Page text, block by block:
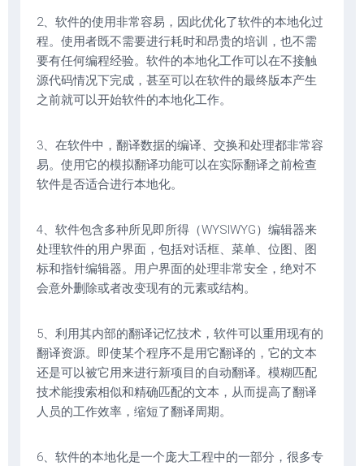
2、软件的使用非常容易，因此优化了软件的本地化过
程。使用者既不需要进行耗时和昂贵的培训，也不需
要有任何编程经验。软件的本地化工作可以在不接触
源代码情况下完成，甚至可以在软件的最终版本产生
之前就可以开始软件的本地化工作。
3、在软件中，翻译数据的编译、交换和处理都非常容
易。使用它的模拟翻译功能可以在实际翻译之前检查
软件是否适合进行本地化。
4、软件包含多种所见即所得（WYSIWYG）编辑器来
处理软件的用户界面，包括对话框、菜单、位图、图
标和指针编辑器。用户界面的处理非常安全，绝对不
会意外删除或者改变现有的元素或结构。
5、利用其内部的翻译记忆技术，软件可以重用现有的
翻译资源。即使某个程序不是用它翻译的，它的文本
还是可以被它用来进行新项目的自动翻译。模糊匹配
技术能搜索相似和精确匹配的文本，从而提高了翻译
人员的工作效率，缩短了翻译周期。
6、软件的本地化是一个庞大工程中的一部分，很多专